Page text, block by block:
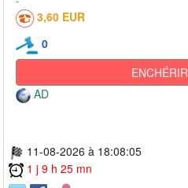
3,60 EUR
0
ENCHÉRIR
AD
11-08-2026 à 18:08:05
1 j 9 h 25 mn